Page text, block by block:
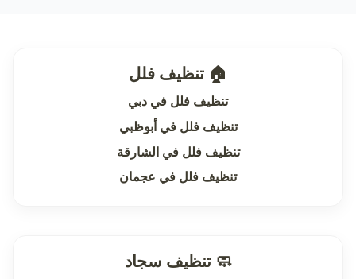
🏠 تنظيف فلل
تنظيف فلل في دبي
تنظيف فلل في أبوظبي
تنظيف فلل في الشارقة
تنظيف فلل في عجمان
🧼 تنظيف سجاد